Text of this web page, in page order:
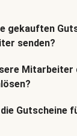
gekauften
senden?
Mitarbeiter
die Gutscheine